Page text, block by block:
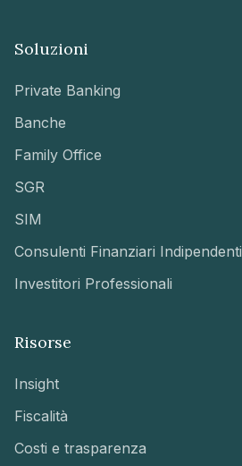
Soluzioni
Private Banking
Banche
Family Office
SGR
SIM
Consulenti Finanziari Indipendenti
Investitori Professionali
Risorse
Insight
Fiscalità
Costi e trasparenza